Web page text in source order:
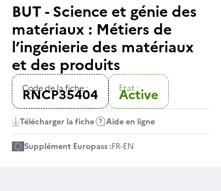
BUT - Science et génie des
matériaux : Métiers de
l’ingénierie des matériaux
et des produits
Code de la fiche :
RNCP35404 Etat :
Active
Télécharger la fiche Aide en ligne
Supplément Europass :FR-EN